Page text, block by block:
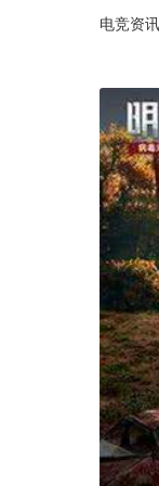
电竞资